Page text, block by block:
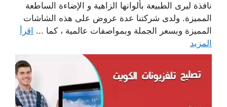
نافذة ليرى الطبيعة بألوانها الزاهية و الإضاءة الساطعة
المميزة. ولدى شركتنا عدة عروض على هذه الشاشات
المميزة وبسعر الجملة وبمواصفات عالمية ، كما ... اقرأ
المزيد